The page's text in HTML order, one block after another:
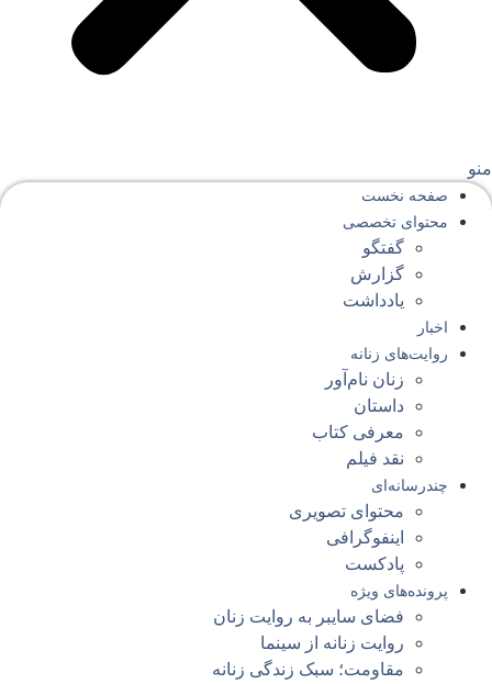
صفحه‌ نخست
محتوای‌ تخصصی
گفتگو
گزارش
یادداشت
اخبار
روایت‌های زنانه
زنان نام‌آور
داستان
معرفی کتاب
نقد فیلم
چندرسانه‌ای
محتوای تصویری
اینفوگرافی
پادکست
پرونده‌های ویژه
فضای سایبر به روایت زنان
روایت زنانه از سینما
مقاومت؛ سبک زندگی زنانه